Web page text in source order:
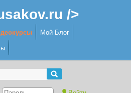
/>
Мой Блог